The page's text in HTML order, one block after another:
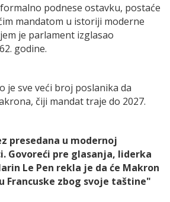
podnese ostavku, postaće
mandatom u istoriji moderne
je parlament izglasao
godine.
je sve veći broj poslanika da
čiji mandat traje do 2027.
presedana u modernoj
Govoreći pre glasanja, liderka
Le Pen rekla je da će Makron
Francuske zbog svoje taštine"